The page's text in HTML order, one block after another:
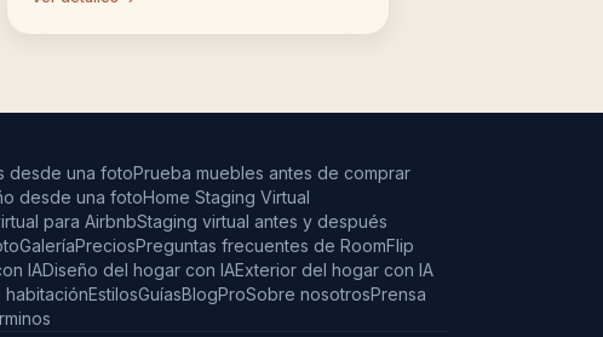
desde una fotoPrueba muebles antes de comprar
desde una fotoHome Staging Virtual
para AirbnbStaging virtual antes y después
GaleríaPreciosPreguntas frecuentes de RoomFlip
IADiseño del hogar con IAExterior del hogar con IA
habitaciónEstilosGuíasBlogProSobre nosotrosPrensa